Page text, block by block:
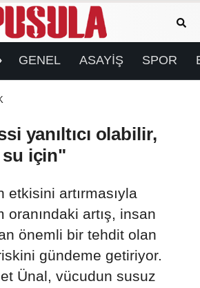
GENEL ASAYİŞ SPOR
yanıltıcı olabilir,
su için"
etkisini artırmasıyla
oranındaki artış, insan
önemli bir tehdit olan
gündeme getiriyor.
Ünal, vücudun susuz